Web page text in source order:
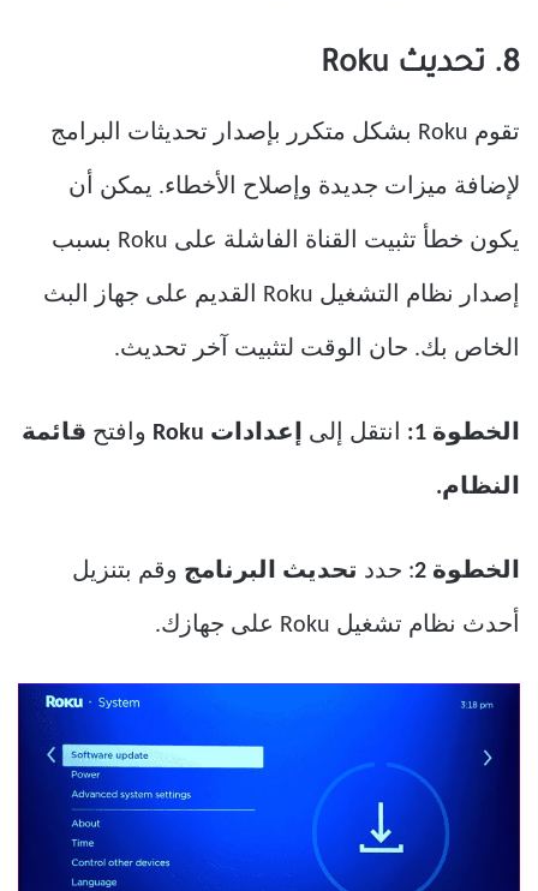
8. تحديث Roku
تقوم Roku بشكل متكرر بإصدار تحديثات البرامج
لإضافة ميزات جديدة وإصلاح الأخطاء. يمكن أن
يكون خطأ تثبيت القناة الفاشلة على Roku بسبب
إصدار نظام التشغيل Roku القديم على جهاز البث
الخاص بك. حان الوقت لتثبيت آخر تحديث.
الخطوة 1: انتقل إلى إعدادات Roku وافتح قائمة
النظام.
الخطوة 2 : حدد تحديث البرنامج وقم بتنزيل
أحدث نظام تشغيل Roku على جهازك.